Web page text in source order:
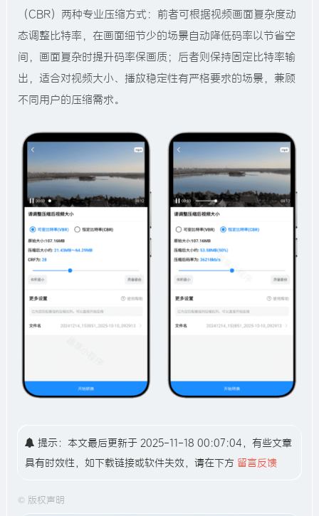
（CBR）两种专业压缩方式：前者可根据视频画面复杂度动
态调整比特率，在画面细节少的场景自动降低码率以节省空
间，画面复杂时提升码率保画质；后者则保持固定比特率输
出，适合对视频大小、播放稳定性有严格要求的场景，兼顾
不同用户的压缩需求。
提示：本文最后更新于 2025-11-18 00:07:04，有些文章
具有时效性，如下载链接或软件失效，请在下方 留言反馈
© 版权声明